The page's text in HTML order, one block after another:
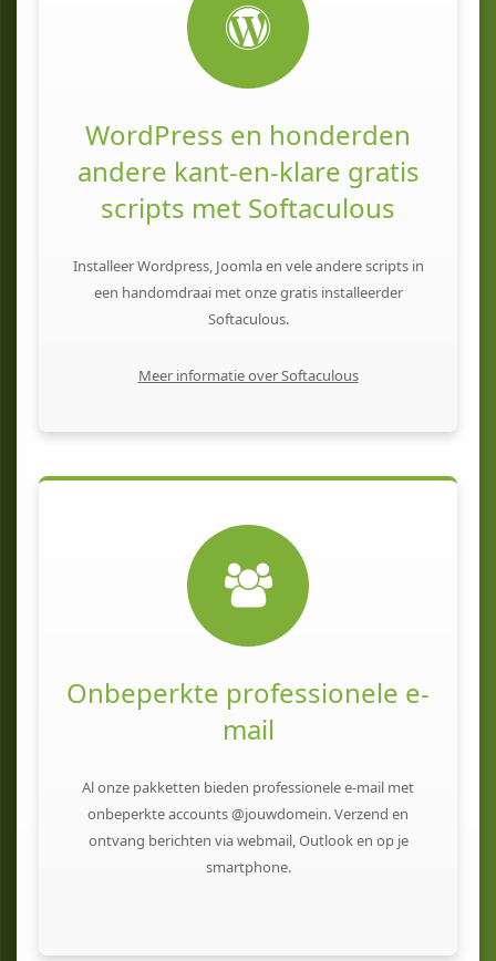
WordPress en honderden
andere kant-en-klare gratis
scripts met Softaculous
Installeer Wordpress, Joomla en vele andere scripts in
een handomdraai met onze gratis installeerder
Softaculous.
Meer informatie over Softaculous
Onbeperkte professionele e-
mail
Al onze pakketten bieden professionele e-mail met
onbeperkte accounts @jouwdomein. Verzend en
ontvang berichten via webmail, Outlook en op je
smartphone.